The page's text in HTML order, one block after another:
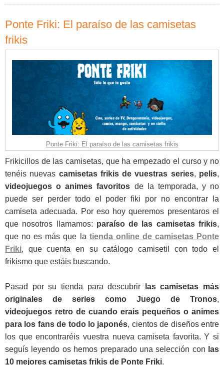
Ponte Friki: El paraíso de las camisetas
frikis
Ponte Friki: El paraíso de las camisetas frikis
Frikicillos de las camisetas, que ha empezado el curso y no
tenéis nuevas camisetas frikis de vuestras series, pelis,
videojuegos o animes favoritos de la temporada, y no
puede ser perder todo el poder fiki por no encontrar la
camiseta adecuada. Por eso hoy queremos presentaros el
que nosotros llamamos: paraíso de las camisetas frikis,
que no es más que la tienda online de camisetas Ponte
Friki, que cuenta en su catálogo camisetil con todo el
frikismo que estáis buscando.
Pasad por su tienda para descubrir
las camisetas más
originales de series como Juego de Tronos,
videojuegos retro de cuando erais pequeños o animes
para los fans de todo lo japonés, cientos de diseños entre
los que encontraréis vuestra nueva camiseta favorita. Y si
seguís leyendo os hemos preparado una selección con las
10 mejores camisetas frikis de Ponte Friki.